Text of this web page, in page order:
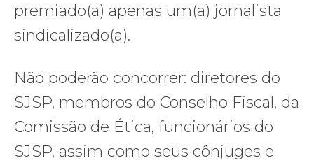
premiado(a) apenas um(a) jornalista
sindicalizado(a).
Não poderão concorrer: diretores do
SJSP, membros do Conselho Fiscal, da
Comissão de Ética, funcionários do
SJSP, assim como seus cônjuges e